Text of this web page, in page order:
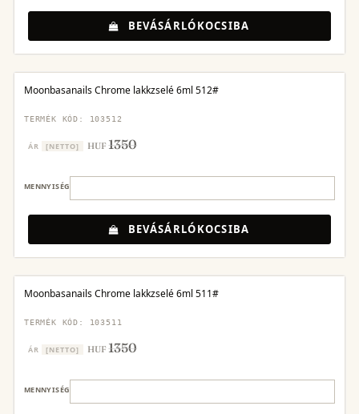
BEVÁSÁRLÓKOCSIBA
Moonbasanails Chrome lakkzselé 6ml 512#
TERMÉK KÓD: 103512
ÁR [NETTO] HUF1350
MENNYISÉG
BEVÁSÁRLÓKOCSIBA
Moonbasanails Chrome lakkzselé 6ml 511#
TERMÉK KÓD: 103511
ÁR [NETTO] HUF1350
MENNYISÉG